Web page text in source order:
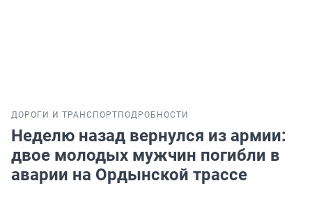
ДОРОГИ И ТРАНСПОРТ ПОДРОБНОСТИ
Неделю назад вернулся из армии:
двое молодых мужчин погибли в
аварии на Ордынской трассе